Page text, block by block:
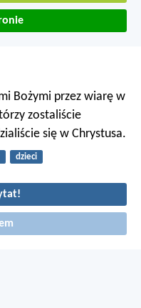
Bożymi przez wiarę w
zostaliście
się w Chrystusa.
dzieci